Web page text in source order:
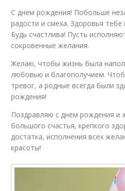
С днем рождения! Побольше
радости и смеха. Здоровья
Будь счастлива! Пусть
сокровенные желания.
Желаю, чтобы жизнь была
любовью и благополучием.
тревог, а родные всегда были
рождения!
Поздравляю с днем рождения и
большого счастья, крепкого
достатка, исполнения всех
красоты!